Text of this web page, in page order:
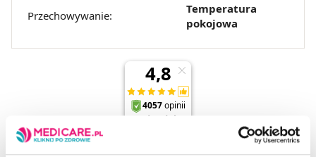
Przechowywanie:
Temperatura
pokojowa